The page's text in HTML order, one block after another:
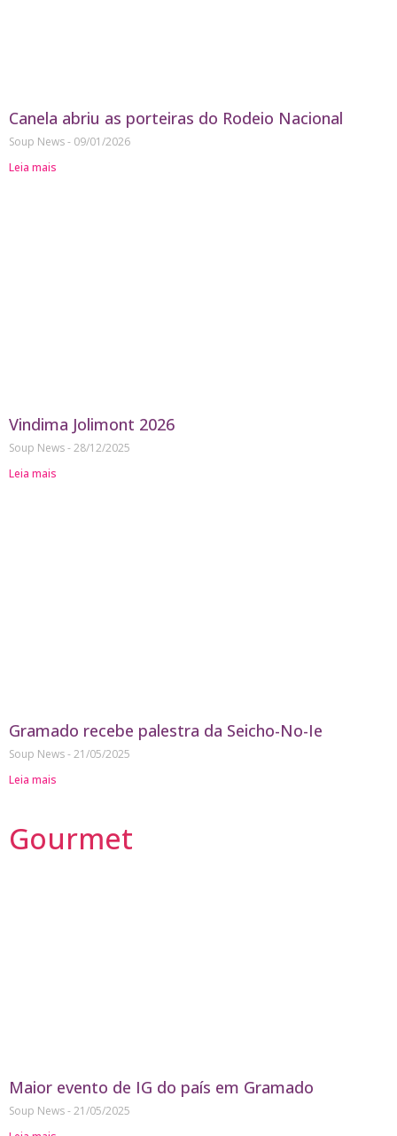
Canela abriu as porteiras do Rodeio Nacional
Soup News
09/01/2026
Leia mais
Vindima Jolimont 2026
Soup News 28/12/2025
Leia mais
Gramado recebe palestra da Seicho-No-Ie
Soup News 21/05/2025
Leia mais
Gourmet
Maior evento de IG do país em Gramado
Soup News 21/05/2025